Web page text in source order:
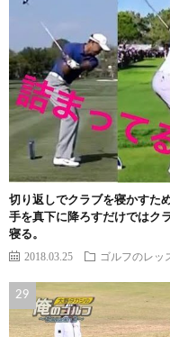
切り返しでクラブを寝かすた
手を真下に降ろすだけではク
寝る。
2018.03.25 ゴルフのレッ